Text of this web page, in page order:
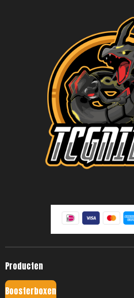
Producten
Boosterboxen